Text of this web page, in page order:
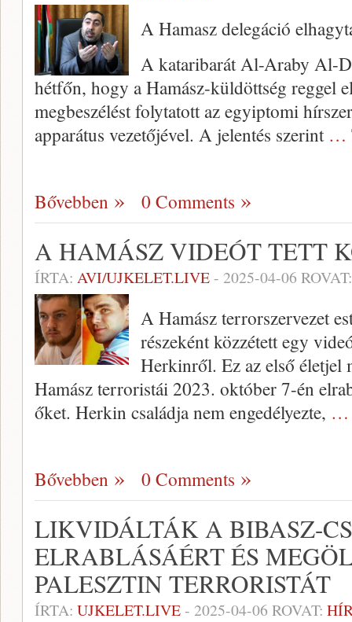
A Hamasz delegáció
A kataribarát Al-Araby Al-
hétfőn, hogy a Hamász-küldöttség reggel
megbeszélést folytatott az egyiptomi
apparátus vezetőjével. A jelentés szerint …
Bővebben 0 Comments
A HAMÁSZ VIDEÓT TETT
ÍRTA: AVI/UJKELET.LIVE- 2025-04-06
A Hamász terrorszervezet
részeként közzétett egy
Herkinről. Ez az első
Hamász terroristái 2023. október 7-én
őket. Herkin családja nem engedélyezte, …
Bővebben 0 Comments
LIKVIDÁLTÁK A BIBASZ-
ELRABLÁSÁÉRT ÉS
PALESZTIN TERRORISTÁT
ÍRTA: UJKELET.LIVE- 2025-04-06 ROVAT: